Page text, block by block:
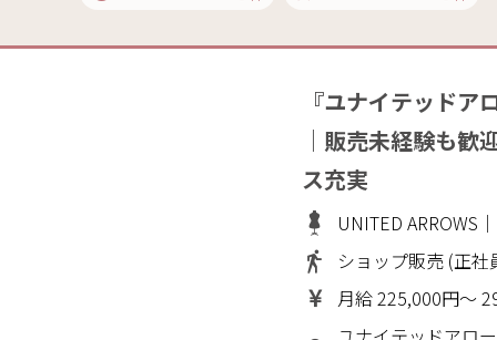
『ユナイテッドア
｜販売未経験も歓
ス充実
UNITED ARROWS
ショップ販売 (正社
月給 225,000円～